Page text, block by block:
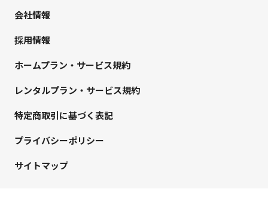
会社情報
採用情報
ホームプラン・サービス規約
レンタルプラン・サービス規約
特定商取引に基づく表記
プライバシーポリシー
サイトマップ